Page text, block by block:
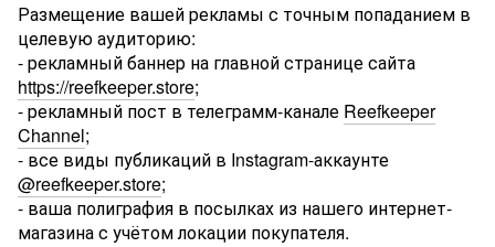
Размещение вашей рекламы с точным попаданием в
целевую аудиторию:
- рекламный баннер на главной странице сайта
https://reefkeeper.store;
- рекламный пост в телеграмм-канале Reefkeeper
Channel;
- все виды публикаций в Instagram-аккаунте
@reefkeeper.store;
- ваша полиграфия в посылках из нашего интернет-
магазина с учётом локации покупателя.